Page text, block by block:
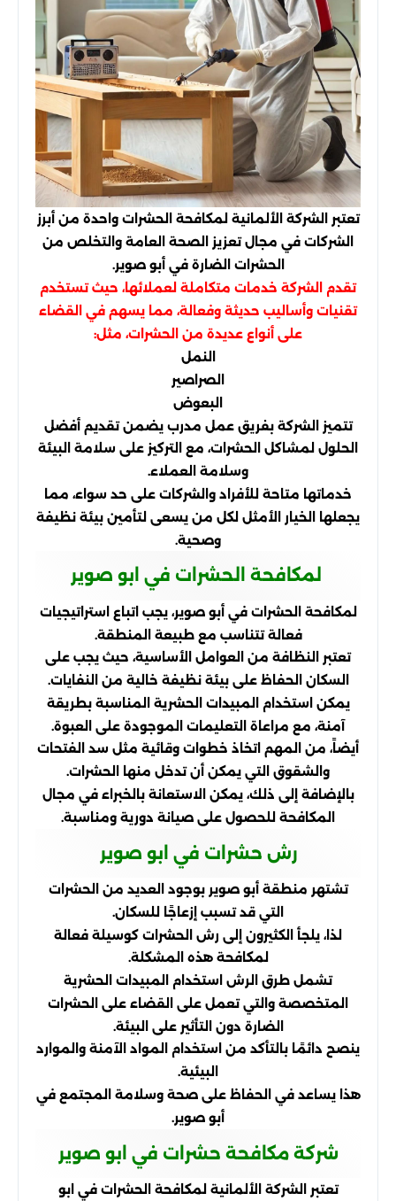
تعتبر الشركة الألمانية لمكافحة الحشرات واحدة من أبرز
الشركات في مجال تعزيز الصحة العامة والتخلص من
الحشرات الضارة في أبو صوير.
تقدم الشركة خدمات متكاملة لعملائها، حيث تستخدم
تقنيات وأساليب حديثة وفعالة، مما يسهم في القضاء
على أنواع عديدة من الحشرات، مثل:
النمل
الصراصير
البعوض
تتميز الشركة بفريق عمل مدرب يضمن تقديم أفضل
الحلول لمشاكل الحشرات، مع التركيز على سلامة البيئة
وسلامة العملاء.
خدماتها متاحة للأفراد والشركات على حد سواء، مما
يجعلها الخيار الأمثل لكل من يسعى لتأمين بيئة نظيفة
وصحية.
لمكافحة الحشرات في ابو صوير
لمكافحة الحشرات في أبو صوير، يجب اتباع استراتيجيات
فعالة تتناسب مع طبيعة المنطقة.
تعتبر النظافة من العوامل الأساسية، حيث يجب على
السكان الحفاظ على بيئة نظيفة خالية من النفايات.
يمكن استخدام المبيدات الحشرية المناسبة بطريقة
آمنة، مع مراعاة التعليمات الموجودة على العبوة.
أيضاً، من المهم اتخاذ خطوات وقائية مثل سد الفتحات
والشقوق التي يمكن أن تدخل منها الحشرات.
بالإضافة إلى ذلك، يمكن الاستعانة بالخبراء في مجال
المكافحة للحصول على صيانة دورية ومناسبة.
رش حشرات في ابو صوير
تشتهر منطقة أبو صوير بوجود العديد من الحشرات
التي قد تسبب إزعاجًا للسكان.
لذا، يلجأ الكثيرون إلى رش الحشرات كوسيلة فعالة
لمكافحة هذه المشكلة.
تشمل طرق الرش استخدام المبيدات الحشرية
المتخصصة والتي تعمل على القضاء على الحشرات
الضارة دون التأثير على البيئة.
ينصح دائمًا بالتأكد من استخدام المواد الآمنة والموارد
البيئية.
هذا يساعد في الحفاظ على صحة وسلامة المجتمع في
أبو صوير.
شركة مكافحة حشرات في ابو صوير
تعتبر الشركة الألمانية لمكافحة الحشرات في ابو